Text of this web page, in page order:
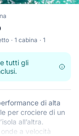
1 cabina
1
tutti gli
di alta
per crociere di un
all’altra.
a velocità